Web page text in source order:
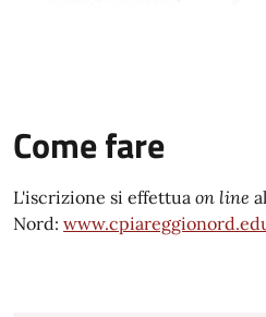
Come fare
L'iscrizione si effettua on line
Nord: